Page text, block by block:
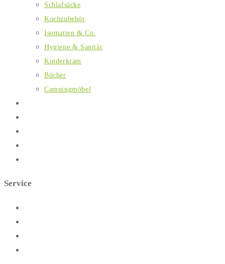
Schlafsäcke
Kochzubehör
Isomatten & Co.
Hygiene & Sanitär
Kinderkram
Bücher
Campingmöbel
Service